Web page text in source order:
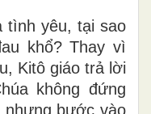
tình yêu, tại sao
khổ? Thay vì
Kitô giáo trả lời
không đứng
nhưng bước vào